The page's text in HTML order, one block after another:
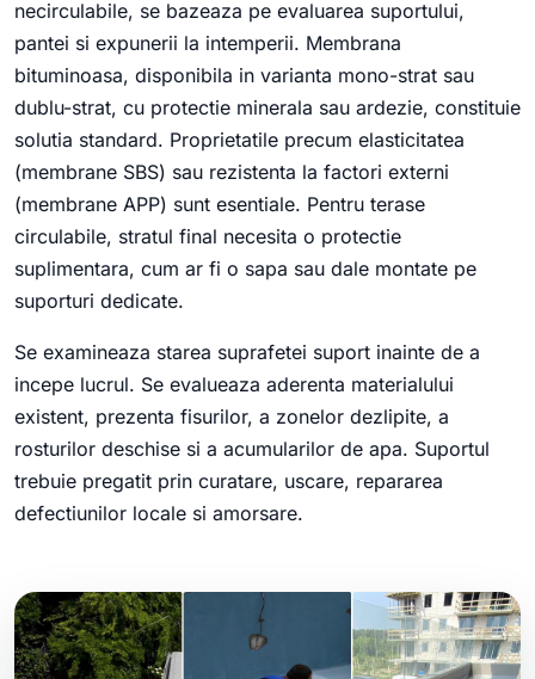
necirculabile, se bazeaza pe evaluarea suportului,
pantei si expunerii la intemperii. Membrana
bituminoasa, disponibila in varianta mono-strat sau
dublu-strat, cu protectie minerala sau ardezie, constituie
solutia standard. Proprietatile precum elasticitatea
(membrane SBS) sau rezistenta la factori externi
(membrane APP) sunt esentiale. Pentru terase
circulabile, stratul final necesita o protectie
suplimentara, cum ar fi o sapa sau dale montate pe
suporturi dedicate.
Se examineaza starea suprafetei suport inainte de a
incepe lucrul. Se evalueaza aderenta materialului
existent, prezenta fisurilor, a zonelor dezlipite, a
rosturilor deschise si a acumularilor de apa. Suportul
trebuie pregatit prin curatare, uscare, repararea
defectiunilor locale si amorsare.